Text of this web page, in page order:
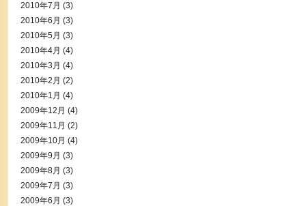
2010年7月 (3)
2010年6月 (3)
2010年5月 (3)
2010年4月 (4)
2010年3月 (4)
2010年2月 (2)
2010年1月 (4)
2009年12月 (4)
2009年11月 (2)
2009年10月 (4)
2009年9月 (3)
2009年8月 (3)
2009年7月 (3)
2009年6月 (3)